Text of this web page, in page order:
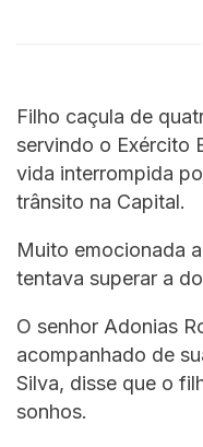
Filho caçula de
servindo o Exército
vida interrompida
trânsito na Capital.
Muito emocionada
tentava superar a
O senhor Adonias
acompanhado de
Silva, disse que o
sonhos.